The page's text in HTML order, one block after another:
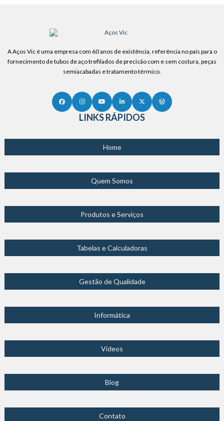
A Aços Vic é uma empresa com 60 anos de existência, referência no país para o
fornecimento de tubos de aço trefilados de precisão com e sem costura, peças
semiacabadas e tratamento térmico.
LINKS RÁPIDOS
Home
Quem Somos
Produtos e Serviços
Tabelas e Calculadoras
Gestão de Qualidade
Informática
Vídeos
Blog
Contato